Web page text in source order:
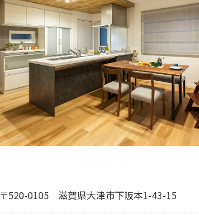
〒520-0105 滋賀県大津市下阪本1-43-15